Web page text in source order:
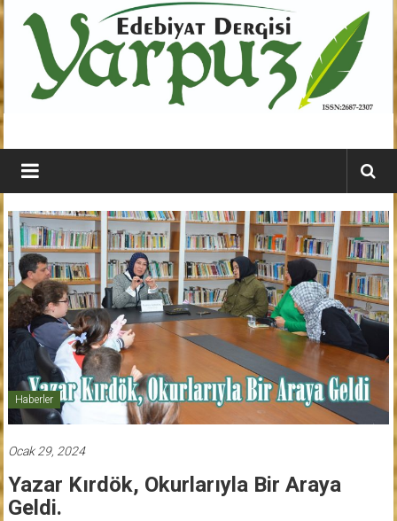
İçeriğe
geç
YARPUZ
Edebiyat
Dergisi
Kahramanmaraş'ın
En
Etkili
Edebiyat
Dergisi
Haberler
Ocak 29, 2024
Yazar Kırdök, Okurlarıyla Bir Araya
Geldi.